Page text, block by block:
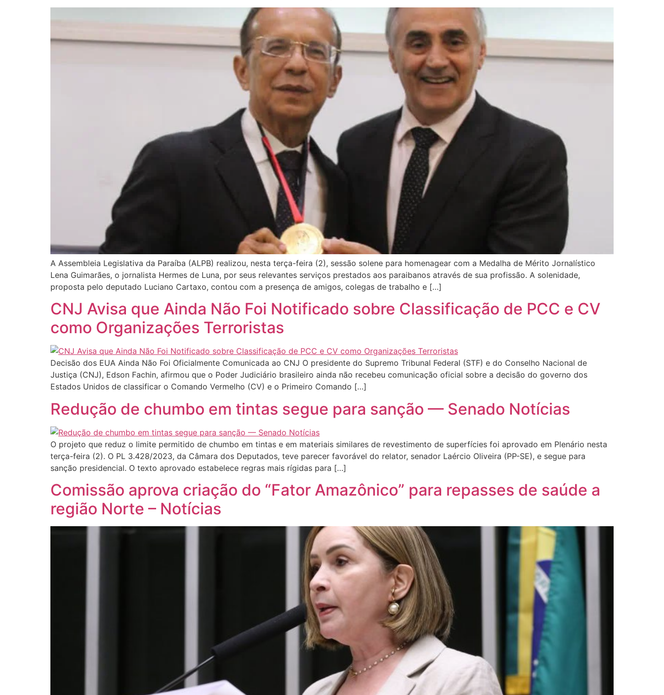
A Assembleia Legislativa da Paraíba (ALPB) realizou, nesta terça-feira (2), sessão solene para homenagear com a Medalha de Mérito Jornalístico
Lena Guimarães, o jornalista Hermes de Luna, por seus relevantes serviços prestados aos paraibanos através de sua profissão. A solenidade,
proposta pelo deputado Luciano Cartaxo, contou com a presença de amigos, colegas de trabalho e […]
CNJ Avisa que Ainda Não Foi Notificado sobre Classificação de PCC e CV
como Organizações Terroristas
Decisão dos EUA Ainda Não Foi Oficialmente Comunicada ao CNJ O presidente do Supremo Tribunal Federal (STF) e do Conselho Nacional de
Justiça (CNJ), Edson Fachin, afirmou que o Poder Judiciário brasileiro ainda não recebeu comunicação oficial sobre a decisão do governo dos
Estados Unidos de classificar o Comando Vermelho (CV) e o Primeiro Comando […]
Redução de chumbo em tintas segue para sanção — Senado Notícias
O projeto que reduz o limite permitido de chumbo em tintas e em materiais similares de revestimento de superfícies foi aprovado em Plenário nesta
terça-feira (2). O PL 3.428/2023, da Câmara dos Deputados, teve parecer favorável do relator, senador Laércio Oliveira (PP-SE), e segue para
sanção presidencial. O texto aprovado estabelece regras mais rígidas para […]
Comissão aprova criação do “Fator Amazônico” para repasses de saúde a
região Norte – Notícias